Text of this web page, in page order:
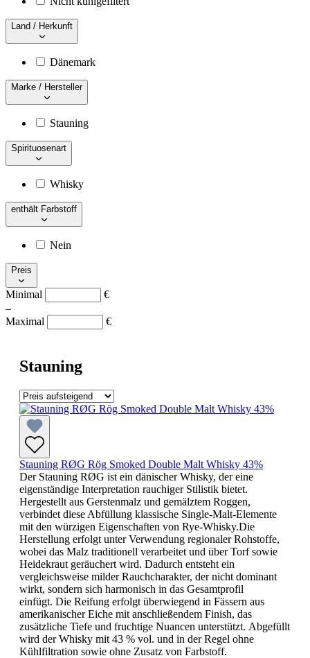
Land / Herkunft
Dänemark
Marke / Hersteller
Stauning
Spirituosenart
Whisky
enthält Farbstoff
Nein
Preis
Minimal
€
–
Maximal
€
Stauning
Stauning RØG Rög Smoked Double Malt Whisky 43%
Der Stauning RØG ist ein dänischer Whisky, der eine
eigenständige Interpretation rauchiger Stilistik bietet.
Hergestellt aus Gerstenmalz und gemälztem Roggen,
verbindet diese Abfüllung klassische Single-Malt-Elemente
mit den würzigen Eigenschaften von Rye-Whisky.Die
Herstellung erfolgt unter Verwendung regionaler Rohstoffe,
wobei das Malz traditionell verarbeitet und über Torf sowie
Heidekraut geräuchert wird. Dadurch entsteht ein
vergleichsweise milder Rauchcharakter, der nicht dominant
wirkt, sondern sich harmonisch in das Gesamtprofil
einfügt. Die Reifung erfolgt überwiegend in Fässern aus
amerikanischer Eiche mit anschließendem Finish, das
zusätzliche Tiefe und fruchtige Nuancen unterstützt. Abgefüllt
wird der Whisky mit 43 % vol. und in der Regel ohne
Kühlfiltration sowie ohne Zusatz von Farbstoff.